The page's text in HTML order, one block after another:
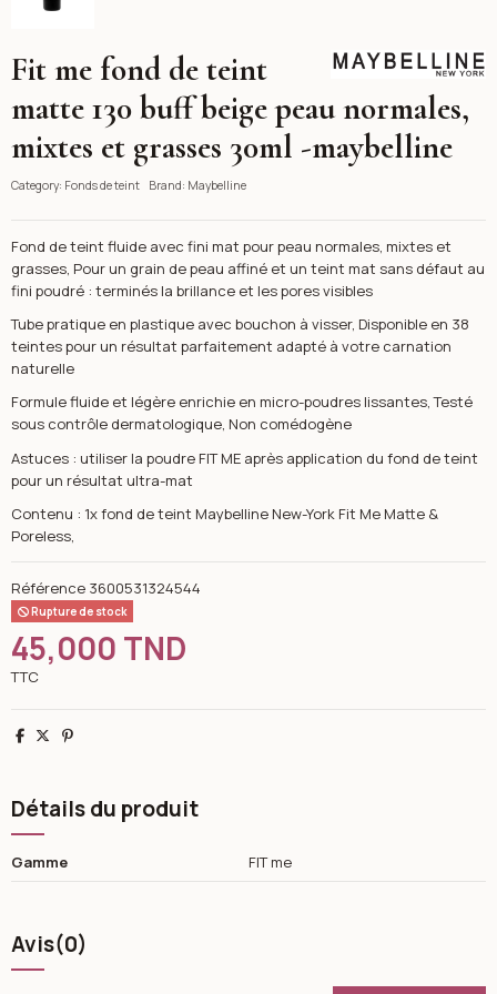
Maybelline
Fit me fond de teint
matte 130 buff beige peau normales,
mixtes et grasses 30ml -maybelline
Category: Fonds de teint Brand: Maybelline
Fond de teint fluide avec fini mat pour peau normales, mixtes et
grasses, Pour un grain de peau affiné et un teint mat sans défaut au
fini poudré : terminés la brillance et les pores visibles
Tube pratique en plastique avec bouchon à visser, Disponible en 38
teintes pour un résultat parfaitement adapté à votre carnation
naturelle
Formule fluide et légère enrichie en micro-poudres lissantes, Testé
sous contrôle dermatologique, Non comédogène
Astuces : utiliser la poudre FIT ME après application du fond de teint
pour un résultat ultra-mat
Contenu : 1x fond de teint Maybelline New-York Fit Me Matte &
Poreless,
Référence 3600531324544
Rupture de stock
45,000 TND
TTC
Partager
TweetPinterest
Détails du produit
Gamme FIT me
Avis(0)